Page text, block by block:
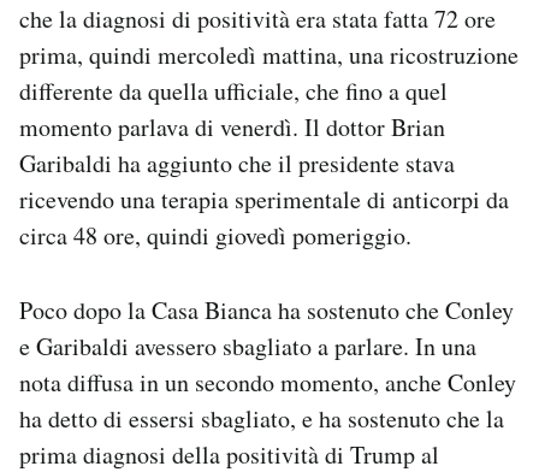
che la diagnosi di positività era stata fatta 72 ore
prima, quindi mercoledì mattina, una ricostruzione
differente da quella ufficiale, che fino a quel
momento parlava di venerdì. Il dottor Brian
Garibaldi ha aggiunto che il presidente stava
ricevendo una terapia sperimentale di anticorpi da
circa 48 ore, quindi giovedì pomeriggio.
Poco dopo la Casa Bianca ha sostenuto che Conley
e Garibaldi avessero sbagliato a parlare. In una
nota diffusa in un secondo momento, anche Conley
ha detto di essersi sbagliato, e ha sostenuto che la
prima diagnosi della positività di Trump al